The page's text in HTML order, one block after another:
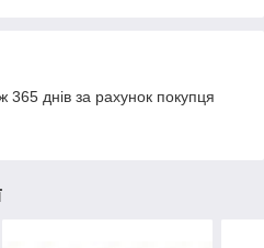
днів за рахунок покупця